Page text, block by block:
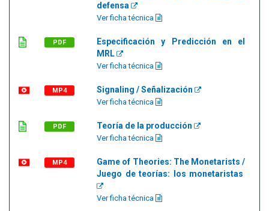
defensa
Ver ficha técnica
PDF
Especificación y Predicción en el
MRL
Ver ficha técnica
MP4 Signaling / Señalización
Ver ficha técnica
PDF Teoría de la producción
Ver ficha técnica
MP4
Game of Theories: The Monetarists /
Juego de teorías: los monetaristas
Ver ficha técnica